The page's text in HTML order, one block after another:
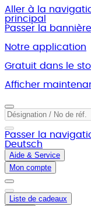
Aller à la
principal
Passer la
Notre application
Gratuit dans le
Afficher
Passer la
Deutsch
Aide & Service
Mon compte
Liste de cadeaux